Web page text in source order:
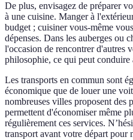
De plus, envisagez de préparer
à une cuisine. Manger à
budget ; cuisiner vous-même
dépenses. Dans les auberges ou
l'occasion de rencontrer d'autres
philosophie, ce qui peut conduire
Les transports en commun sont
économique que de louer une
nombreuses villes proposent des
permettent d'économiser même
régulièrement ces services.
transport avant votre départ pour